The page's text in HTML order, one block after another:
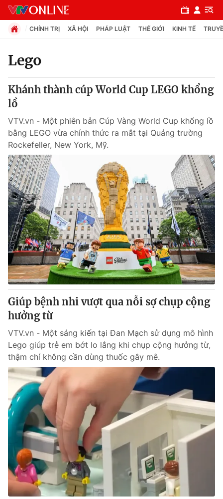
Chuyên mục
Chính trị
Xã hội
Pháp luật
Y tế
Thế giới
Tin tức
Thế giới đó đây
Câu chuyện quốc tế
Kinh tế
Tài chính
Thị trường
Góc doanh nghiệp
Dữ liệu và đời sống
Truyền hình
Phim VTV
Hậu trường
Nhân vật
Khán giả
Giải sao mai
Giải trí
Điện ảnh
Âm nhạc
Sao
Đời sống
Du lịch
Làm đẹp
Chất lượng cuộc sống
Giáo dục
Tuyển sinh
Học trực tuyến
Công nghệ
Hitech Công nghệ tương lai
Sản phẩm
Thị trường
Giao lưu trực tuyến
Lịch phát sóng
CHÍNH TRỊ XÃ HỘI PHÁP LUẬT THẾ GIỚI KINH TẾ
Lego
Khánh thành cúp World Cup LEGO khổng
lồ
VTV.vn - Một phiên bản Cúp Vàng World Cup khổng lồ
bằng LEGO vừa chính thức ra mắt tại Quảng trường
Rockefeller, New York, Mỹ.
Giúp bệnh nhi vượt qua nỗi sợ chụp cộng
hưởng từ
VTV.vn - Một sáng kiến tại Đan Mạch sử dụng mô hình
Lego giúp trẻ em bớt lo lắng khi chụp cộng hưởng từ,
thậm chí không cần dùng thuốc gây mê.